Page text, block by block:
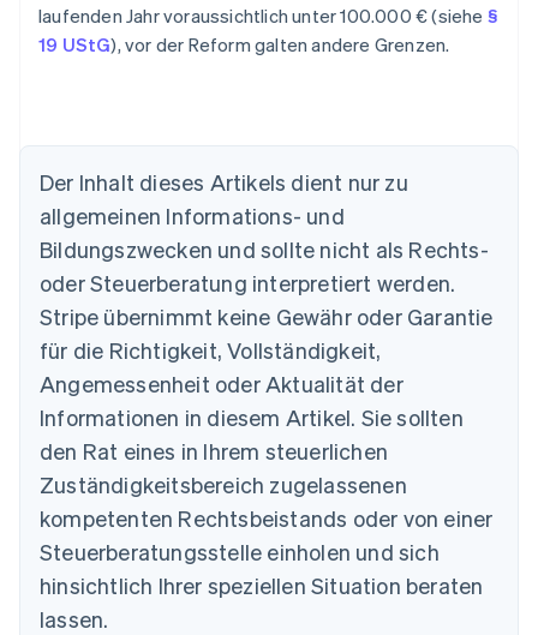
laufenden Jahr voraussichtlich unter 100.000 € (siehe §
19 UStG), vor der Reform galten andere Grenzen.
Der Inhalt dieses Artikels dient nur zu
allgemeinen Informations- und
Bildungszwecken und sollte nicht als Rechts-
oder Steuerberatung interpretiert werden.
Stripe übernimmt keine Gewähr oder Garantie
für die Richtigkeit, Vollständigkeit,
Angemessenheit oder Aktualität der
Informationen in diesem Artikel. Sie sollten
den Rat eines in Ihrem steuerlichen
Zuständigkeitsbereich zugelassenen
kompetenten Rechtsbeistands oder von einer
Steuerberatungsstelle einholen und sich
hinsichtlich Ihrer speziellen Situation beraten
lassen.
Australien
English
Nederlands FrançaisDeutschEnglish
Brasilien
English
Bulgarien
English
Dänemark
Deutschland
DeutschEnglish
Estland
English
Festlandchina
简体中文